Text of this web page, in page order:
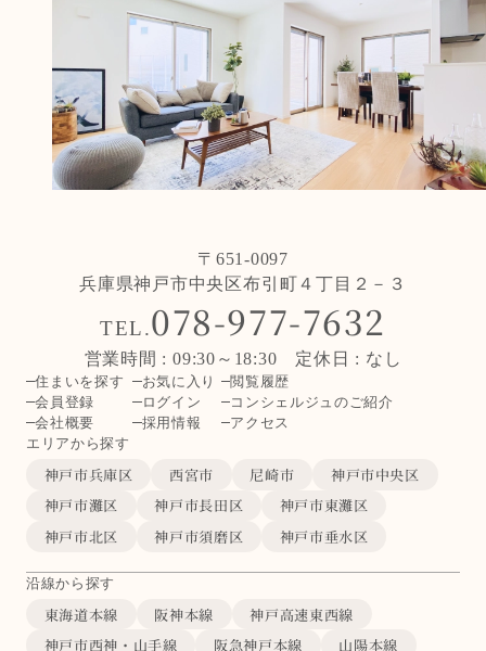
〒651-0097
兵庫県神戸市中央区布引町４丁目２－３
TEL.078-977-7632
営業時間 : 09:30～18:30 定休日 : なし
住まいを探す お気に入り
閲覧履歴
会員登録
ログイン
コンシェルジュのご紹介
会社概要
採用情報
アクセス
エリアから探す
神戸市兵庫区 西宮市 尼崎市
神戸市中央区
神戸市灘区
神戸市長田区
神戸市東灘区
神戸市北区
神戸市須磨区 神戸市垂水区
沿線から探す
東海道本線 阪神本線
神戸高速東西線
神戸市西神・山手線
阪急神戸本線 山陽本線